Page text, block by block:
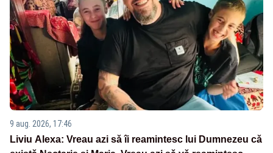
9 aug. 2026, 17:46
Liviu Alexa: Vreau azi sǎ îi reamintesc lui Dumnezeu cǎ